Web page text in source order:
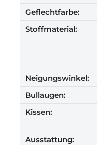
Geflechtfarbe:
Stoffmaterial:
Neigungswinkel:
Bullaugen:
Kissen:
Ausstattung: